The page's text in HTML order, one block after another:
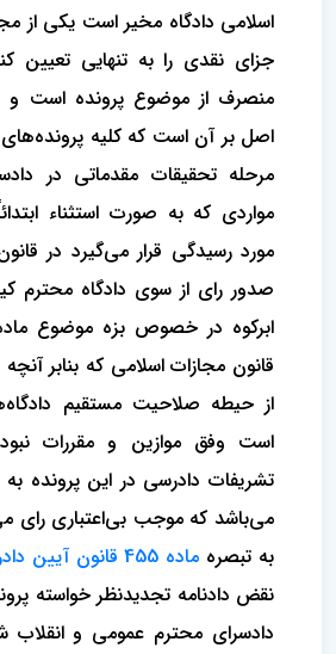
اسلامی دادگاه مخیر است یکی از
جزای نقدی را به تنهایی تعیین
منصرف از موضوع پرونده است و
اصل بر آن است که کلیه
مرحله تحقیقات مقدماتی در
مواردی که به صورت استثناء
مورد رسیدگی قرار می‌گیرد در
صدور رای از سوی دادگاه محترم
از حیطه صلاحیت مستقیم
است وفق موازین و مقررات
تشریفات دادرسی در این پرونده
می‌باشد که موجب بی‌اعتباری رای
به تبصره ماده 455 قانون آیین دادرسی کیفری
نقض دادنامه تجدیدنظر خواسته
دادسرای محترم عمومی و انقلاب